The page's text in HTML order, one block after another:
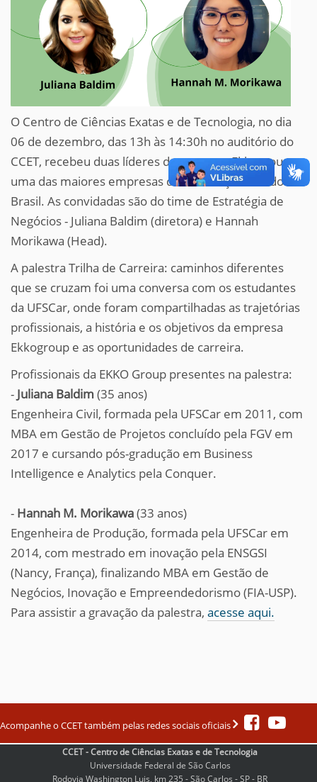
O Centro de Ciências Exatas e de Tecnologia, no dia
06 de dezembro, das 13h às 14:30h no auditório do
CCET, recebeu duas líderes da empresa Ekkogroup,
uma das maiores empresas da construção civil do
Brasil. As convidadas são do time de Estratégia de
Negócios - Juliana Baldim (diretora) e Hannah
Morikawa (Head).
A palestra Trilha de Carreira: caminhos diferentes
que se cruzam foi uma conversa com os estudantes
da UFSCar, onde foram compartilhadas as trajetórias
profissionais, a história e os objetivos da empresa
Ekkogroup e as oportunidades de carreira.
Profissionais da EKKO Group presentes na palestra:
- Juliana Baldim (35 anos)
Engenheira Civil, formada pela UFSCar em 2011, com
MBA em Gestão de Projetos concluído pela FGV em
2017 e cursando pós-gradução em Business
Intelligence e Analytics pela Conquer.
- Hannah M. Morikawa(33 anos)
Engenheira de Produção, formada pela UFSCar em
2014, com mestrado em inovação pela ENSGSI
(Nancy, França), finalizando MBA em Gestão de
Negócios, Inovação e Empreendedorismo (FIA-USP).
Para assistir a gravação da palestra, acesse aqui.
Acompanhe o CCET também pelas redes sociais oficiais
CCET - Centro de Ciências Exatas e de Tecnologia
Universidade Federal de São Carlos
Rodovia Washington Luis, km 235 - São Carlos - SP - BR